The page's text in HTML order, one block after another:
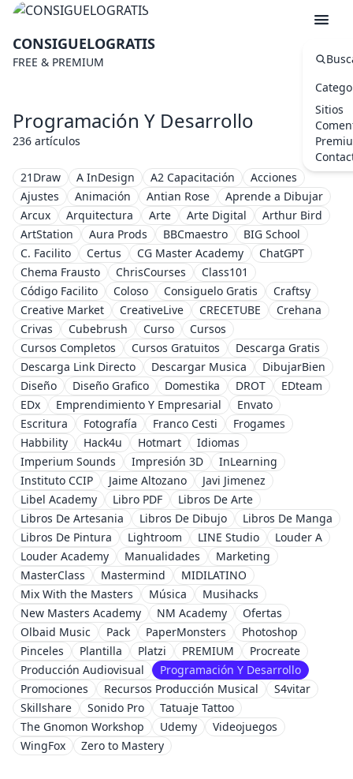
CONSIGUELOGRATIS
FREE & PREMIUM
Sitios
Programación Y Desarrollo
236 artículos
21Draw A InDesign A2 Capacitación
Acciones
Ajustes
Animación Antian Rose
Aprende a Dibujar
Arcux
Arquitectura Arte Arte Digital
Arthur Bird
ArtStation
Aura Prods BBCmaestro
BIG School
C. Facilito
Certus CG Master Academy
ChatGPT
Chema Frausto
ChrisCourses
Class101
Código Facilito
Coloso Consiguelo Gratis
Craftsy
Creative Market
CreativeLive CRECETUBE
Crehana
Crivas
Cubebrush Curso
Cursos
Cursos Completos
Cursos Gratuitos
Descarga Gratis
Descarga Link Directo
Descargar Musica
DibujarBien
Diseño
Diseño Grafico Domestika DROT
EDteam
EDx
Emprendimiento Y Empresarial
Envato
Escritura
Fotografía Franco Cesti
Frogames
Habbility
Hack4u Hotmart
Idiomas
Imperium Sounds
Impresión 3D
InLearning
Instituto CCIP
Jaime Altozano
Javi Jimenez
Libel Academy
Libro PDF
Libros De Arte
Libros De Artesania
Libros De Dibujo
Libros De Manga
Libros De Pintura
Lightroom LINE Studio
Louder A
Louder Academy
Manualidades
Marketing
MasterClass
Mastermind
MIDILATINO
Mix With the Masters
Música
Musihacks
New Masters Academy
NM Academy
Ofertas
Olbaid Music
Pack PaperMonsters
Photoshop
Pinceles
Plantilla Platzi PREMIUM
Procreate
Producción Audiovisual
Programación Y Desarrollo
Promociones
Recursos Producción Musical
S4vitar
Skillshare
Sonido Pro
Tatuaje Tattoo
The Gnomon Workshop
Udemy
Videojuegos
WingFox
Zero to Mastery